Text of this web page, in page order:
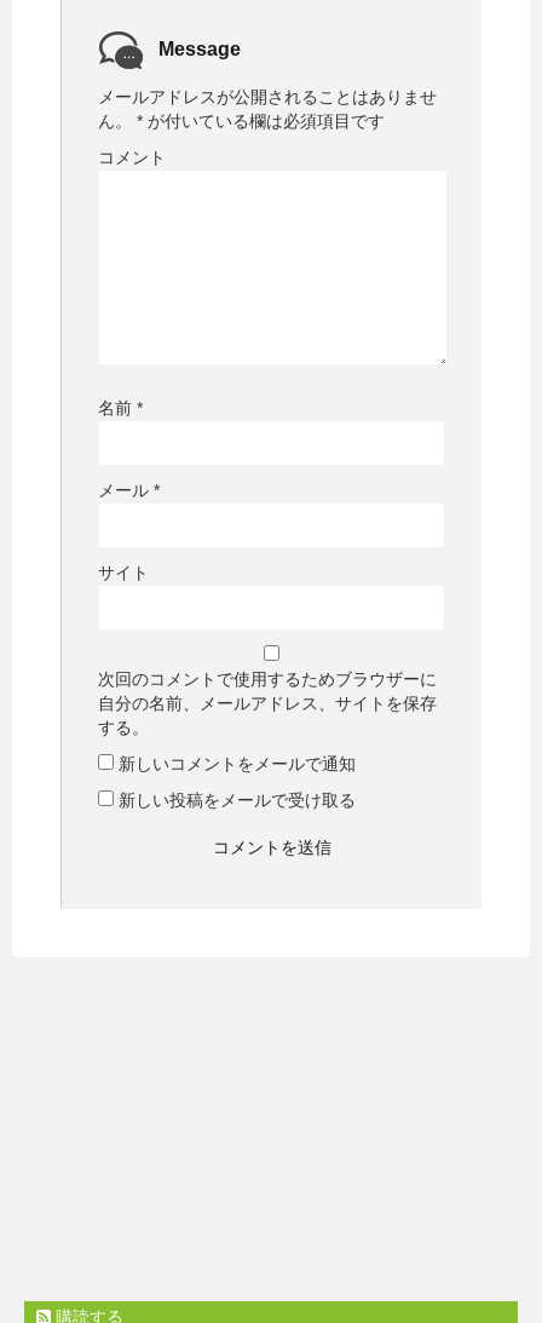
Message
メールアドレスが公開されることはありませ
ん。
* が付いている欄は必須項目です
コメント
名前 *
メール *
サイト
次回のコメントで使用するためブラウザーに
自分の名前、メールアドレス、サイトを保存
する。
新しいコメントをメールで通知
新しい投稿をメールで受け取る
購読する